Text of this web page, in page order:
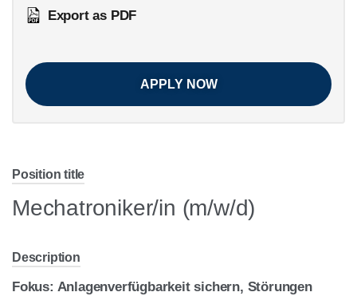
Export as PDF
APPLY NOW
Posi­ti­on title
Mechatroniker/in (m/w/d)
Descrip­ti­on
Fokus: Anla­gen­ver­füg­bar­keit sichern, Stö­run­gen